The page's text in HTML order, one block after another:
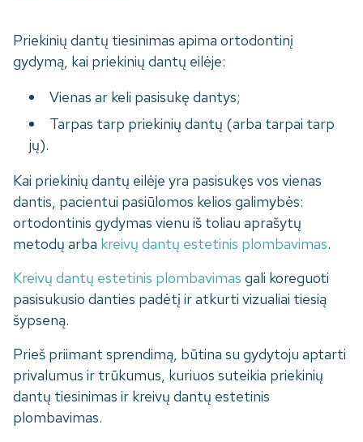
Priekinių dantų tiesinimas apima ortodontinį
gydymą, kai priekinių dantų eilėje:
Vienas ar keli pasisukę dantys;
Tarpas tarp priekinių dantų (arba tarpai tarp
jų).
Kai priekinių dantų eilėje yra pasisukęs vos vienas
dantis, pacientui pasiūlomos kelios galimybės:
ortodontinis gydymas vienu iš toliau aprašytų
metodų arba kreivų dantų estetinis plombavimas.
Kreivų dantų estetinis plombavimas gali koreguoti
pasisukusio danties padėtį ir atkurti vizualiai tiesią
šypseną.
Prieš priimant sprendimą, būtina su gydytoju aptarti
privalumus ir trūkumus, kuriuos suteikia priekinių
dantų tiesinimas ir kreivų dantų estetinis
plombavimas.